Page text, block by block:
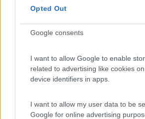
Opted Out
Google consents
I want to allow Google to enable
related to advertising like cookies
device identifiers in apps.
I want to allow my user data to be
Google for online advertising
avere un mezzo (auto o moto) per
gestore del ristorante piuttosto
se la cucina è buona; animazione
affidata a ragazzini; lavelli per i
acqua fredda; un solo blocco
non frequenti, piuttosto
igienica). La maggior parte dei
stagionale. A inizio luglio in